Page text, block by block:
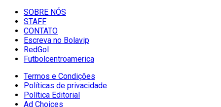
SOBRE NÓS
STAFF
CONTATO
Escreva no Bolavip
RedGol
Futbolcentroamerica
Termos e Condições
Políticas de privacidade
Política Editorial
Ad Choices